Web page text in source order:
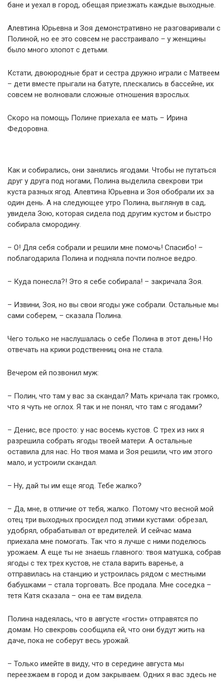
бане и уехал в город, обещая приезжать каждые выходные.
Алевтина Юрьевна и Зоя демонстративно не разговаривали с
Полиной, но ее это совсем не расстраивало – у женщины
было много хлопот с детьми.
Кстати, двоюродные брат и сестра дружно играли с Матвеем
– дети вместе прыгали на батуте, плескались в бассейне, их
совсем не волновали сложные отношения взрослых.
Скоро на помощь Полине приехала ее мать – Ирина
Федоровна.
Как и собирались, они занялись ягодами. Чтобы не путаться
друг у друга под ногами, Полина выделила свекрови три
куста разных ягод. Алевтина Юрьевна и Зоя обобрали их за
один день. А на следующее утро Полина, выглянув в сад,
увидела Зою, которая сидела под другим кустом и быстро
собирала смородину.
– О! Для себя собрали и решили мне помочь! Спасибо! –
поблагодарила Полина и подняла почти полное ведро.
– Куда понесла?! Это я себе собирала! – закричала Зоя.
– Извини, Зоя, но вы свои ягоды уже собрали. Остальные мы
сами соберем, – сказала Полина.
Чего только не наслушалась о себе Полина в этот день! Но
отвечать на крики родственниц она не стала.
Вечером ей позвонил муж:
– Полин, что там у вас за скандал? Мать кричала так громко,
что я чуть не оглох. Я так и не понял, что там с ягодами?
– Денис, все просто: у нас восемь кустов. С трех из них я
разрешила собрать ягоды твоей матери. А остальные
оставила для нас. Но твоя мама и Зоя решили, что им этого
мало, и устроили скандал.
– Ну, дай ты им еще ягод. Тебе жалко?
– Да, мне, в отличие от тебя, жалко. Потому что весной мой
отец три выходных просидел под этими кустами: обрезал,
удобрял, обрабатывал от вредителей. И сейчас мама
приехала мне помогать. Так что я лучше с ними поделюсь
урожаем. А еще ты не знаешь главного: твоя матушка, собрав
ягоды с тех трех кустов, не стала варить варенье, а
отправилась на станцию и устроилась рядом с местными
бабушками – стала торговать. Все продала. Мне соседка –
тетя Катя сказала – она ее там видела.
Полина надеялась, что в августе «гости» отправятся по
домам. Но свекровь сообщила ей, что они будут жить на
даче, пока не соберут весь урожай.
– Только имейте в виду, что в середине августа мы
переезжаем в город и дом закрываем. Одних я вас здесь не